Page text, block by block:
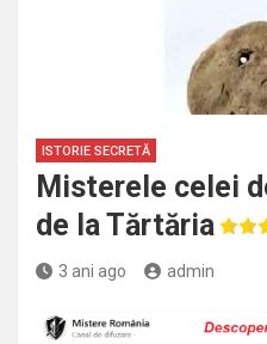
ISTORIE SECRETĂ
Misterele celei
de la Tărtăria
3 ani ago admin